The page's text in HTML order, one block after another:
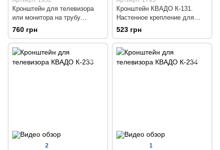
Кронштейн для телевизора
или монитора на трубу
КВАДО К-111
760 грн
Кронштейн КВАДО К-131.
Настенное крепление для
телевизора 23 - 43 дюймов
523 грн
2
1